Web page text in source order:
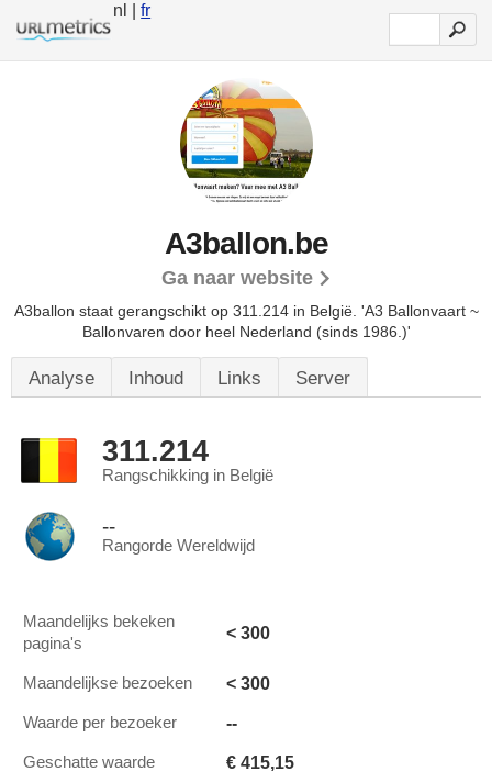
nl |fr
A3ballon.be
Ga naar website
A3ballon staat gerangschikt op 311.214 in België. 'A3 Ballonvaart ~
Ballonvaren door heel Nederland (sinds 1986.)'
Analyse Inhoud Links Server
311.214
Rangschikking in België
--
Rangorde Wereldwijd
Maandelijks bekeken
pagina's
< 300
Maandelijkse bezoeken < 300
Waarde per bezoeker --
Geschatte waarde € 415,15